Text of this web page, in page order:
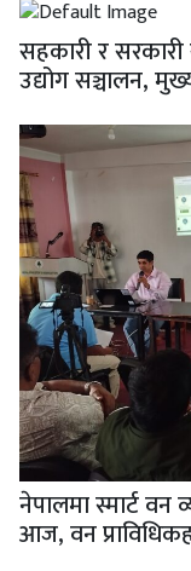
सहकारी र सरकारी
उद्योग सञ्चालन,
नेपालमा स्मार्ट वन
आज, वन